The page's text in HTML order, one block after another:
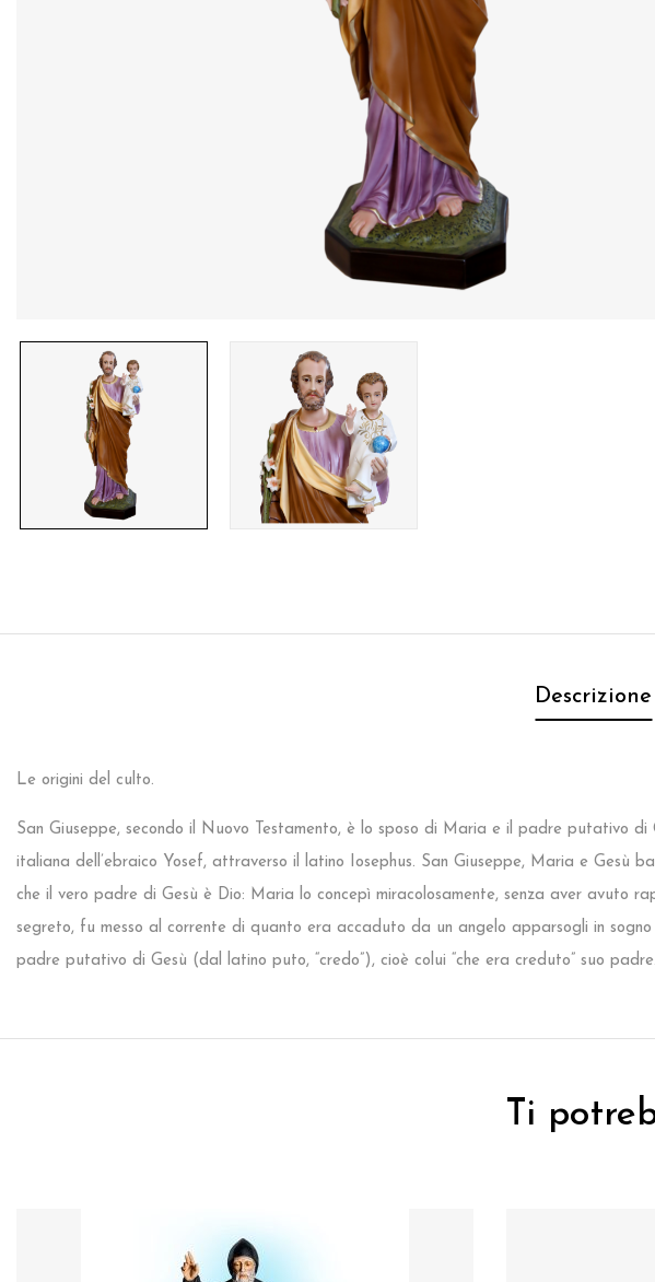
Descrizione
Le origini del culto.
San Giuseppe, secondo il Nuovo Testamento, è lo sposo di Maria e il padre putativo
italiana dell’ebraico Yosef, attraverso il latino Iosephus. San Giuseppe, Maria e Gesù
che il vero padre di Gesù è Dio: Maria lo concepì miracolosamente, senza aver avuto
segreto, fu messo al corrente di quanto era accaduto da un angelo apparsogli in
padre putativo di Gesù (dal latino puto, “credo”), cioè colui “che era creduto” suo padre.
Ti